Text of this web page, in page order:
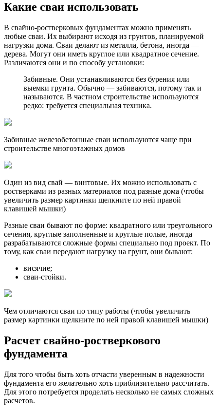
Какие сваи использовать
В свайно-ростверковых фундаментах можно применять
любые сваи. Их выбирают исходя из грунтов, планируемой
нагрузки дома. Сваи делают из металла, бетона, иногда —
дерева. Могут они иметь круглое или квадратное сечение.
Различаются они и по способу установки:
Забивные. Они устанавливаются без бурения или
выемки грунта. Обычно — забиваются, потому так и
называются. В частном строительстве используются
редко: требуется специальная техника.
Забивные железобетонные сваи используются чаще при
строительстве многоэтажных домов
Один из вид свай — винтовые. Их можно использовать с
ростверками из разных материалов под разные дома (чтобы
увеличить размер картинки щелкните по ней правой
клавишей мышки)
Разные сваи бывают по форме: квадратного или треугольного
сечения, круглые заполненные и круглые полые, иногда
разрабатываются сложные формы специально под проект. По
тому, как сваи передают нагрузку на грунт, они бывают:
висячие;
сваи-стойки.
Чем отличаются сваи по типу работы (чтобы увеличить
размер картинки щелкните по ней правой клавишей мышки)
Расчет свайно-ростверкового
фундамента
Для того чтобы быть хоть отчасти уверенным в надежности
фундамента его желательно хоть приблизительно рассчитать.
Для этого потребуется проделать несколько не самых сложных
расчетов.